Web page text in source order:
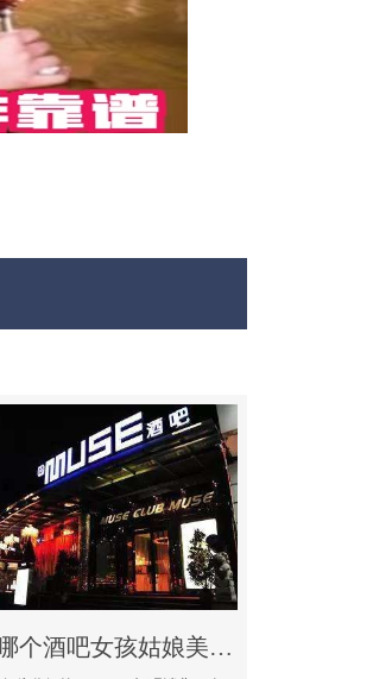
府谷哪个酒吧女孩姑娘美女多-MUSEM2酒吧消费口碑点评